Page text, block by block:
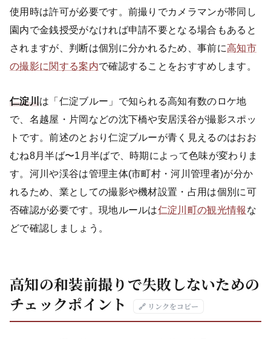
使用時は許可が必要です。前撮りでカメラマンが帯同し
園内で金銭授受がなければ申請不要となる場合もあると
されますが、判断は個別に分かれるため、事前に高知市
の撮影に関する案内で確認することをおすすめします。
仁淀川は「仁淀ブルー」で知られる高知有数のロケ地
で、名越屋・片岡などの沈下橋や安居渓谷が撮影スポッ
トです。前述のとおり仁淀ブルーが青く見えるのはおお
むね8月半ば〜1月半ばで、時期によって色味が変わりま
す。河川や渓谷は管理主体(市町村・河川管理者)が分か
れるため、業としての撮影や機材設置・占用は個別に可
否確認が必要です。現地ルールは仁淀川町の観光情報 な
どで確認しましょう。
高知の和装前撮りで失敗しないための
チェックポイント
🔗 リンクをコピー